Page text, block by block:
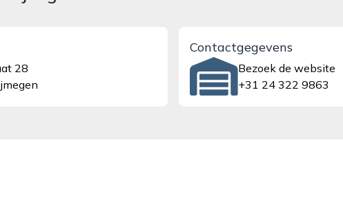
28
Contactgegevens
Bezoek de website
+31 24 322 9863